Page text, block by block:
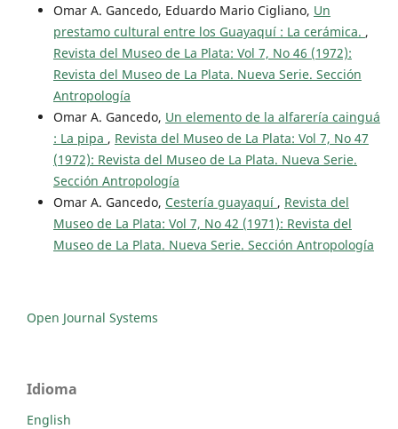
Omar A. Gancedo, Eduardo Mario Cigliano, Un
prestamo cultural entre los Guayaquí : La cerámica. ,
Revista del Museo de La Plata: Vol 7, No 46 (1972):
Revista del Museo de La Plata. Nueva Serie. Sección
Antropología
Omar A. Gancedo, Un elemento de la alfarería cainguá
: La pipa , Revista del Museo de La Plata: Vol 7, No 47
(1972): Revista del Museo de La Plata. Nueva Serie.
Sección Antropología
Omar A. Gancedo, Cestería guayaquí , Revista del
Museo de La Plata: Vol 7, No 42 (1971): Revista del
Museo de La Plata. Nueva Serie. Sección Antropología
Open Journal Systems
Idioma
English